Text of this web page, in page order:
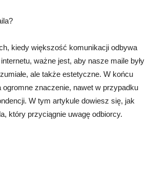
kiedy większość komunikacji odbywa
ważne jest, aby nasze maile były
ale także estetyczne. W końcu
ogromne znaczenie, nawet w przypadku
W tym artykule dowiesz się, jak
który przyciągnie uwagę odbiorcy.